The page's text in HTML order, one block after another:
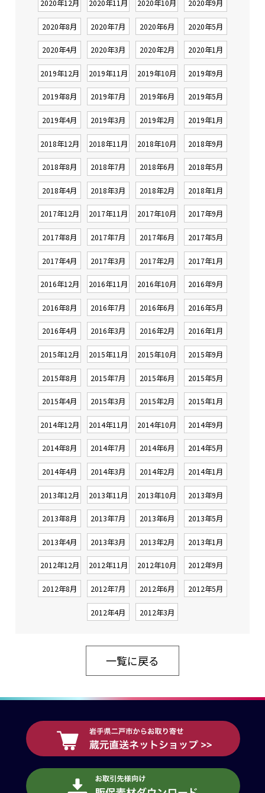
2020年12月 2020年11月 2020年10月 2020年9月
2020年8月 2020年7月 2020年6月 2020年5月
2020年4月 2020年3月 2020年2月 2020年1月
2019年12月 2019年11月 2019年10月 2019年9月
2019年8月 2019年7月 2019年6月 2019年5月
2019年4月 2019年3月 2019年2月 2019年1月
2018年12月 2018年11月 2018年10月 2018年9月
2018年8月 2018年7月 2018年6月 2018年5月
2018年4月 2018年3月 2018年2月 2018年1月
2017年12月 2017年11月 2017年10月 2017年9月
2017年8月 2017年7月 2017年6月 2017年5月
2017年4月 2017年3月 2017年2月 2017年1月
2016年12月 2016年11月 2016年10月 2016年9月
2016年8月 2016年7月 2016年6月 2016年5月
2016年4月 2016年3月 2016年2月 2016年1月
2015年12月 2015年11月 2015年10月 2015年9月
2015年8月 2015年7月 2015年6月 2015年5月
2015年4月 2015年3月 2015年2月 2015年1月
2014年12月 2014年11月 2014年10月 2014年9月
2014年8月 2014年7月 2014年6月 2014年5月
2014年4月 2014年3月 2014年2月 2014年1月
2013年12月 2013年11月 2013年10月 2013年9月
2013年8月 2013年7月 2013年6月 2013年5月
2013年4月 2013年3月 2013年2月 2013年1月
2012年12月 2012年11月 2012年10月 2012年9月
2012年8月 2012年7月 2012年6月 2012年5月
2012年4月 2012年3月
一覧に戻る